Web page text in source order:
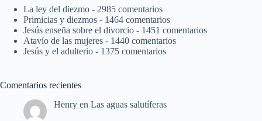
La ley del diezmo - 2985 comentarios
Primicias y diezmos - 1464 comentarios
Jesús enseña sobre el divorcio - 1451 comentarios
Atavío de las mujeres - 1440 comentarios
Jesús y el adulterio - 1375 comentarios
Comentarios recientes
Henry en Las aguas salutíferas